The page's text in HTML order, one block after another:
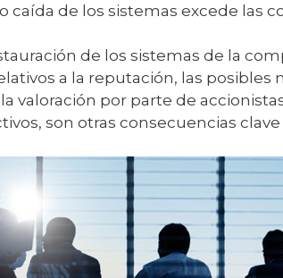
de los sistemas excede las
de los sistemas de la
a la reputación, las posibles
valoración por parte de
son otras consecuencias